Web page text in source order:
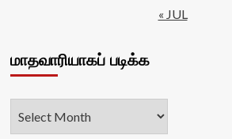
« JUL
மாதவாரியாகப் படிக்க